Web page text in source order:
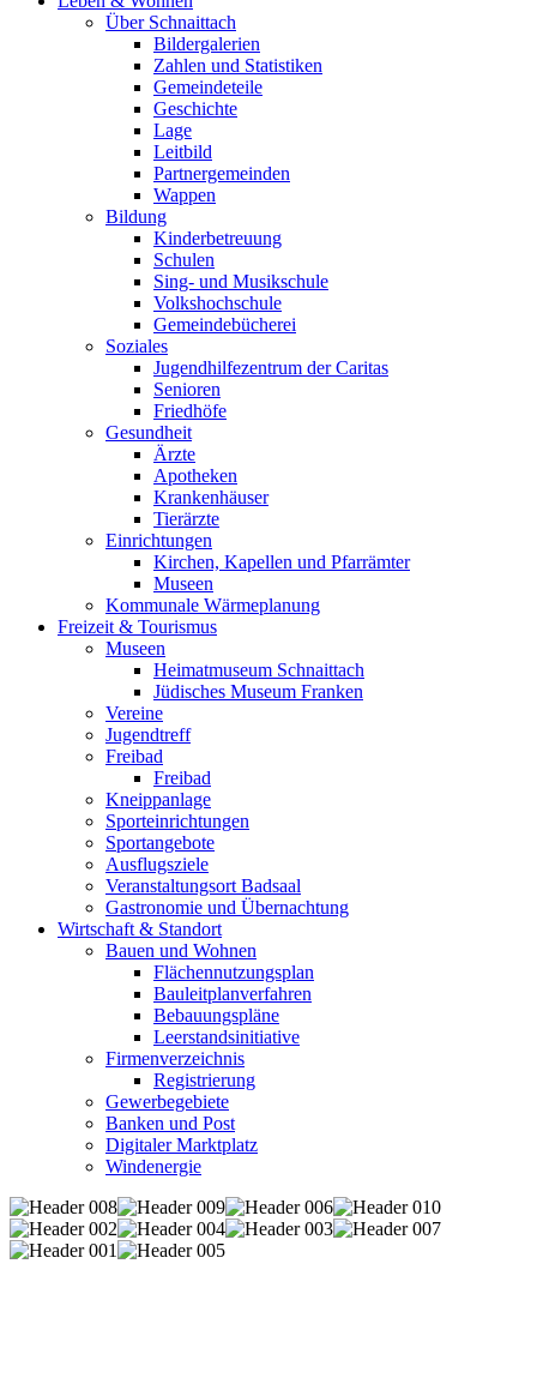
Über Schnaittach
Bildergalerien
Zahlen und Statistiken
Gemeindeteile
Geschichte
Lage
Leitbild
Partnergemeinden
Wappen
Bildung
Kinderbetreuung
Schulen
Sing- und Musikschule
Volkshochschule
Gemeindebücherei
Soziales
Jugendhilfezentrum der Caritas
Senioren
Friedhöfe
Gesundheit
Ärzte
Apotheken
Krankenhäuser
Tierärzte
Einrichtungen
Kirchen, Kapellen und Pfarrämter
Museen
Kommunale Wärmeplanung
Freizeit & Tourismus
Museen
Heimatmuseum Schnaittach
Jüdisches Museum Franken
Vereine
Jugendtreff
Freibad
Freibad
Kneippanlage
Sporteinrichtungen
Sportangebote
Ausflugsziele
Veranstaltungsort Badsaal
Gastronomie und Übernachtung
Wirtschaft & Standort
Bauen und Wohnen
Flächennutzungsplan
Bauleitplanverfahren
Bebauungspläne
Leerstandsinitiative
Firmenverzeichnis
Registrierung
Gewerbegebiete
Banken und Post
Digitaler Marktplatz
Windenergie